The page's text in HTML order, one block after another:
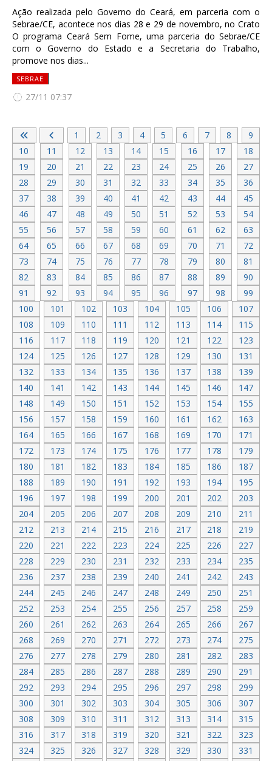
Ação realizada pelo Governo do Ceará, em parceria com o
Sebrae/CE, acontece nos dias 28 e 29 de novembro, no Crato
O programa Ceará Sem Fome, uma parceria do Sebrae/CE
com o Governo do Estado e a Secretaria do Trabalho,
promove nos dias...
SEBRAE
27/11 07:37
1 2 3 4 5 6 7 8
9
10
11 12 13 14 15 16 17
18
19
20 21 22 23 24 25 26
27
28
29 30 31 32 33 34 35
36
37
38 39 40 41 42 43 44
45
46
47 48 49 50 51 52 53
54
55
56 57 58 59 60 61 62
63
64
65 66 67 68 69 70 71
72
73
74 75 76 77 78 79 80
81
82
83 84 85 86 87 88 89
90
91
92 93 94 95 96 97 98
99
100
101 102 103 104 105 106
107
108
109 110 111 112 113 114
115
116
117 118 119 120 121 122
123
124
125 126 127 128 129 130
131
132
133 134 135 136 137 138
139
140
141 142 143 144 145 146
147
148
149 150 151 152 153 154
155
156
157 158 159 160 161 162
163
164
165 166 167 168 169 170
171
172
173 174 175 176 177 178
179
180
181 182 183 184 185 186
187
188
189 190 191 192 193 194
195
196
197 198 199 200 201 202
203
204
205 206 207 208 209 210
211
212
213 214 215 216 217 218
219
220
221 222 223 224 225 226
227
228
229 230 231 232 233 234
235
236
237 238 239 240 241 242
243
244
245 246 247 248 249 250
251
252
253 254 255 256 257 258
259
260
261 262 263 264 265 266
267
268
269 270 271 272 273 274
275
276
277 278 279 280 281 282
283
284
285 286 287 288 289 290
291
292
293 294 295 296 297 298
299
300
301 302 303 304 305 306
307
308
309 310 311 312 313 314
315
316
317 318 319 320 321 322
323
324
325 326 327 328 329 330
331